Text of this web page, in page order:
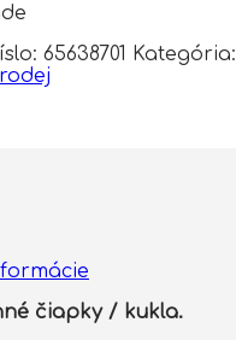
65638701 Kategória:
čiapky / kukla.